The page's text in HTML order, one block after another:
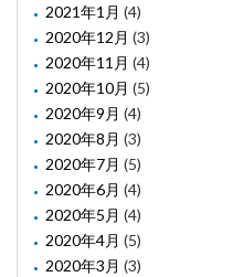
2021年1月 (4)
2020年12月 (3)
2020年11月 (4)
2020年10月 (5)
2020年9月 (4)
2020年8月 (3)
2020年7月 (5)
2020年6月 (4)
2020年5月 (4)
2020年4月 (5)
2020年3月 (3)